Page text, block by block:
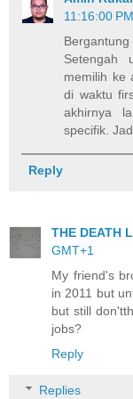
11:16:00
Setengah
memilih ke
di waktu
akhirnya
specifik.
Reply
THE DEATH
GMT+1
My friend's
in 2011 but
but still
jobs?
Reply
Replies